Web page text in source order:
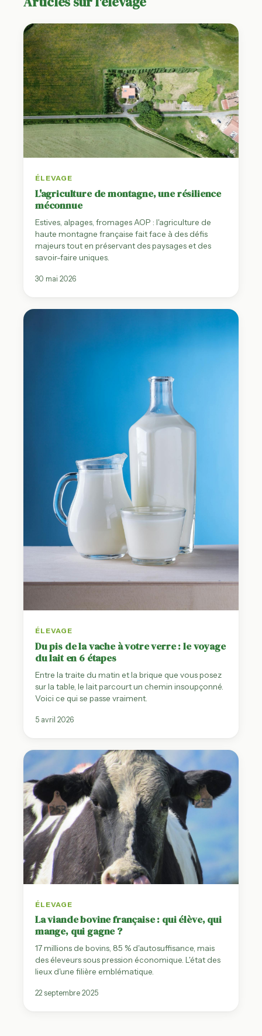
ÉLEVAGE
L'agriculture de montagne, une résilience
méconnue
Estives, alpages, fromages AOP : l'agriculture de
haute montagne française fait face à des défis
majeurs tout en préservant des paysages et des
savoir-faire uniques.
30 mai 2026
ÉLEVAGE
Du pis de la vache à votre verre : le voyage
du lait en 6 étapes
Entre la traite du matin et la brique que vous posez
sur la table, le lait parcourt un chemin insoupçonné.
Voici ce qui se passe vraiment.
5 avril 2026
ÉLEVAGE
La viande bovine française : qui élève, qui
mange, qui gagne ?
17 millions de bovins, 85 % d'autosuffisance, mais
des éleveurs sous pression économique. L'état des
lieux d'une filière emblématique.
22 septembre 2025